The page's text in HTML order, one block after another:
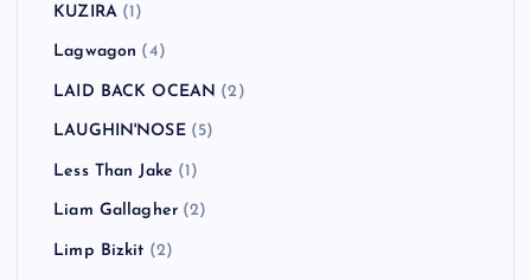
KUZIRA(1)
Lagwagon (4)
LAID BACK OCEAN (2)
LAUGHIN'NOSE(5)
Less Than Jake (1)
Liam Gallagher (2)
Limp Bizkit (2)